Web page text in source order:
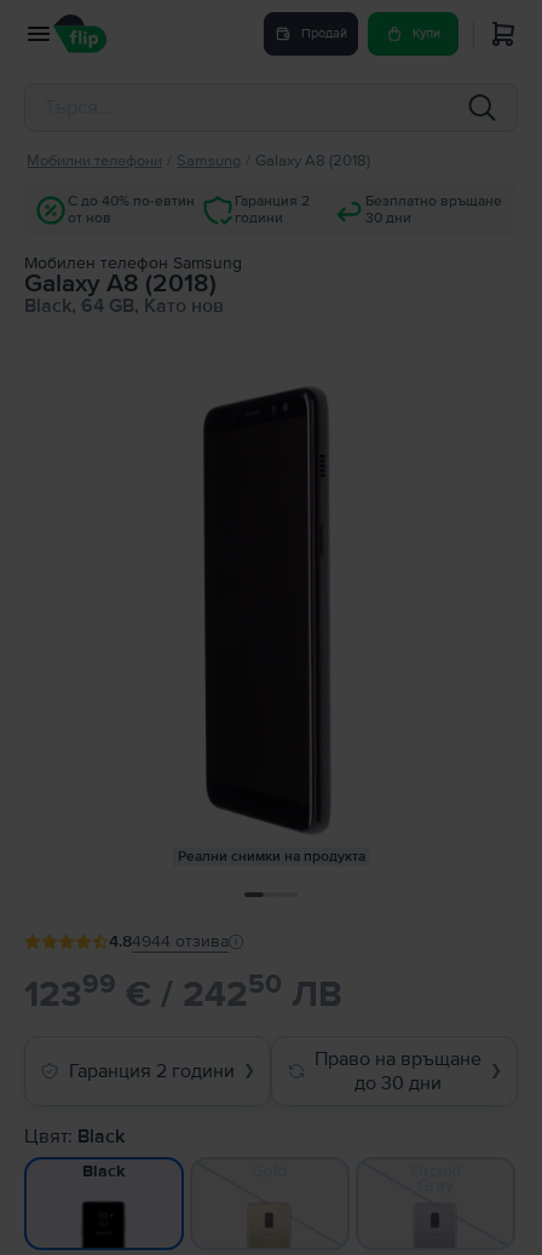
Продай Купи
Мобилни телефони Samsung Galaxy A8 (2018)
С до 40% по-евтин
от нов
Гаранция 2
години
Безплатно връщане
30 дни
Мобилен телефон Samsung
Galaxy A8 (2018)
Black, 64 GB, Като нов
Реални снимки на продукта
4.84944 отзива
12399 € / 24250 ЛВ
Гаранция 2 години ❯
Право на връщане
до 30 дни
❯
Цвят: Black
Black